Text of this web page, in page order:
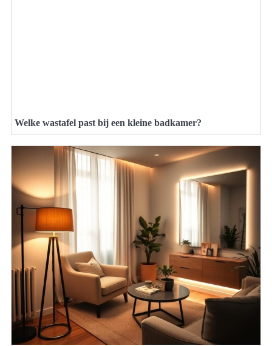
Welke wastafel past bij een kleine badkamer?